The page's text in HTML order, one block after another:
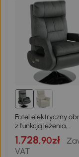
Fotel elektryczny
z funkcją leżenia,
ciemnoszary
1.728,90zł
VAT